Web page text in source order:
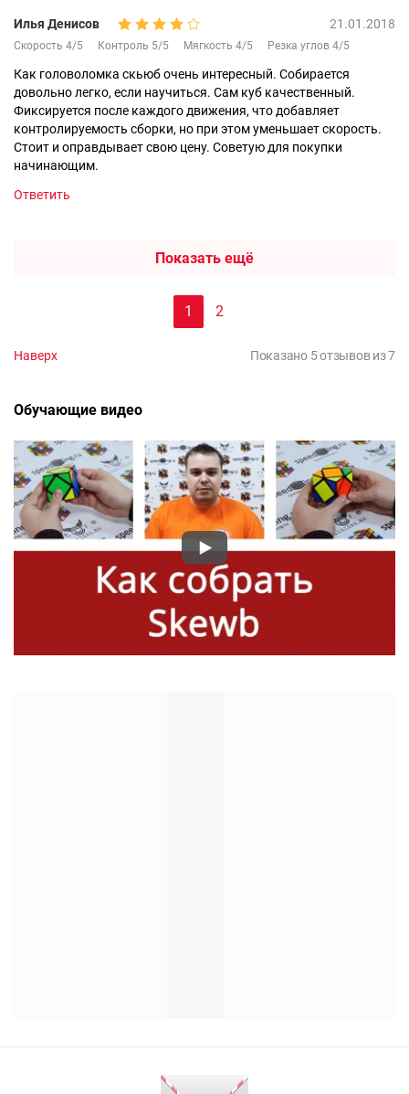
Илья Денисов 21.01.2018
Скорость 4/5 Контроль 5/5 Мягкость 4/5 Резка углов 4/5
Как головоломка скьюб очень интересный. Собирается
довольно легко, если научиться. Сам куб качественный.
Фиксируется после каждого движения, что добавляет
контролируемость сборки, но при этом уменьшает скорость.
Стоит и оправдывает свою цену. Советую для покупки
начинающим.
Ответить
Показать ещё
1 2
Наверх Показано 5 отзывов из 7
Обучающие видео